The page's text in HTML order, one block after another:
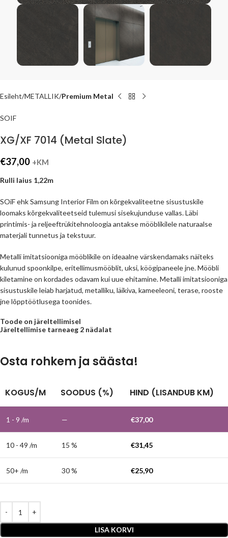
Esileht METALLIK Premium Metal
SOIF
XG/XF 7014 (Metal Slate)
€37,00 +KM
Rulli laius 1,22m
SOiF ehk Samsung Interior Film on kõrgekvaliteetne sisustuskile
loomaks kõrgekvaliteetseid tulemusi sisekujunduse vallas. Läbi
printimis- ja reljeeftrükitehnoloogia antakse mööblikilele naturaalse
materjali tunnetus ja tekstuur.
Metalli imitatsiooniga mööblikile on ideaalne värskendamaks näiteks
kulunud spoonkilpe, eritellimusmööblit, uksi, köögipaneele jne. Mööbli
kiletamine on kordades odavam kui uue ehitamine. Metalli imitatsiooniga
sisustuskile leiab harjatud, metalliku, läikiva, kameeleoni, terase, rooste
jne lõpptöötlusega toonides.
Toode on järeltellimisel
Järeltellimise tarneaeg 2 nädalat
Osta rohkem ja säästa!
KOGUS/M SOODUS (%) HIND (LISANDUB KM)
1 - 9 /m — €37,00
10 - 49 /m 15 % €31,45
50+ /m 30 % €25,90
LISA KORVI